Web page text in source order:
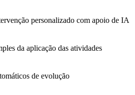
personalizado com apoio de IA
da aplicação das atividades
de evolução